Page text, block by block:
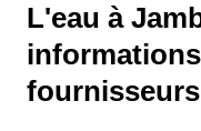
L'eau à